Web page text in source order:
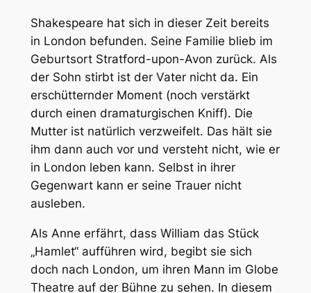
Shakespeare hat sich in dieser Zeit bereits
in London befunden. Seine Familie blieb im
Geburtsort Stratford-upon-Avon zurück. Als
der Sohn stirbt ist der Vater nicht da. Ein
erschütternder Moment (noch verstärkt
durch einen dramaturgischen Kniff). Die
Mutter ist natürlich verzweifelt. Das hält sie
ihm dann auch vor und versteht nicht, wie er
in London leben kann. Selbst in ihrer
Gegenwart kann er seine Trauer nicht
ausleben.
Als Anne erfährt, dass William das Stück
„Hamlet“ aufführen wird, begibt sie sich
doch nach London, um ihren Mann im Globe
Theatre auf der Bühne zu sehen. In diesem